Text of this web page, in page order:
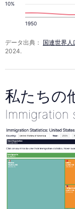
10%
1950
データ出典： 国連世界人
2024.
私たちの
Immigration